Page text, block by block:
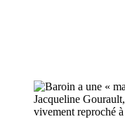
Jacqueline
vivement reproché